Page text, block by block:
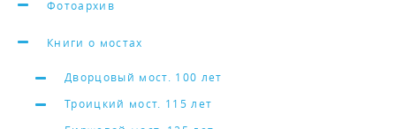
Фотоархив
Книги о мостах
Дворцовый мост. 100 лет
Троицкий мост. 115 лет